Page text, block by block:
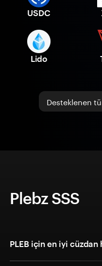
USDC
Lido
Desteklenen
Plebz SSS
PLEB için en iyi cüzdan